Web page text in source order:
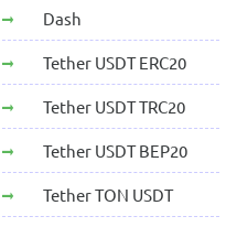
Dash
Tether USDT ERC20
Tether USDT TRC20
Tether USDT BEP20
Tether TON USDT